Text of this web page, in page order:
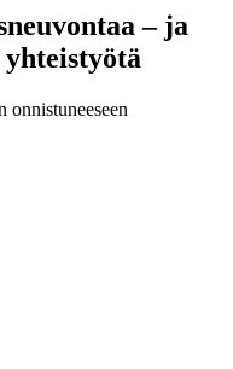
– ja
onnistuneeseen